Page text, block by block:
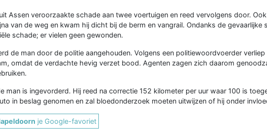
Assen veroorzaakte schade aan twee voertuigen en reed vervolgens door.
van de weg en kwam hij dicht bij de berm en vangrail. Ondanks de gevaarlijke
schade; er vielen geen gewonden.
de man door de politie aangehouden. Volgens een politiewoordvoerder verliep
omdat de verdachte hevig verzet bood. Agenten zagen zich daarom
man is ingevorderd. Hij reed na correctie 152 kilometer per uur waar 100 is
in beslag genomen en zal bloedonderzoek moeten uitwijzen of hij onder
je Google-favoriet